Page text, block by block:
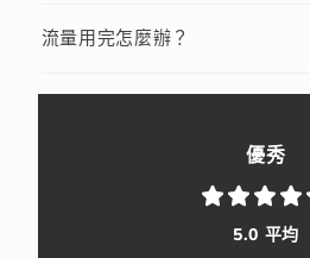
流量用完怎麼辦？
優秀
5.0 平均